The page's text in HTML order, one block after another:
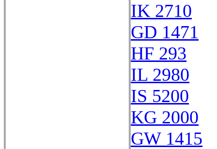
IK 2710
GD 1471
HF 293
IL 2980
IS 5200
KG 2000
GW 1415